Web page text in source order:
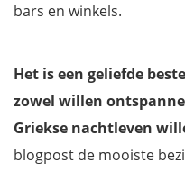
bars en winkels.
Het is een geliefde
zowel willen
Griekse nachtleven
blogpost de mooiste